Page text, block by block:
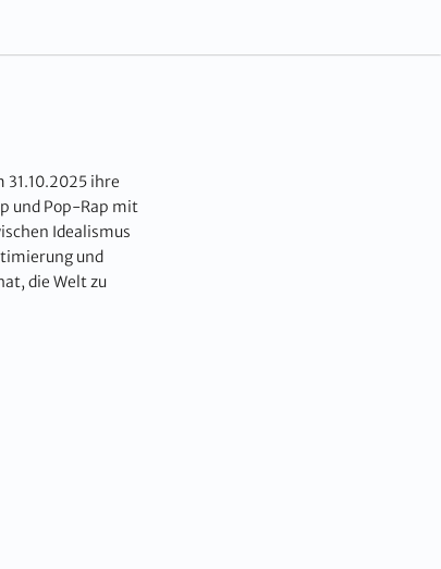
ihre
und Pop-Rap mit
Idealismus
und
die Welt zu